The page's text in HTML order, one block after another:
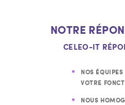
NOTRE
CELEO-IT
NOS
VOTRE
NOUS